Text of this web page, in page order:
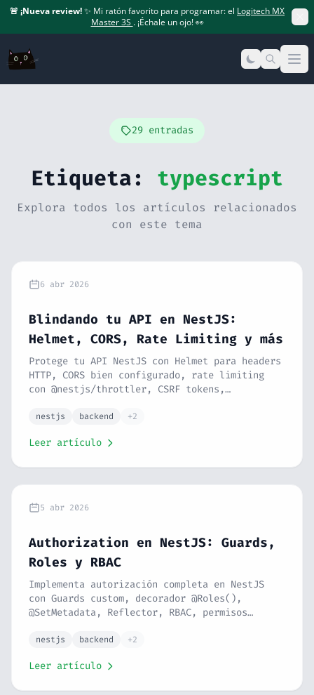
🚨 ¡Nueva review!✨ Mi ratón favorito para programar: el Logitech MX
Master 3S . ¡Échale un ojo! 👀
29 entradas
Etiqueta: typescript
Explora todos los artículos relacionados
con este tema
6 abr 2026
Blindando tu API en NestJS:
Helmet, CORS, Rate Limiting y más
Protege tu API NestJS con Helmet para headers
HTTP, CORS bien configurado, rate limiting
con @nestjs/throttler, CSRF tokens,
comunes. Seguridad perimetral real. Serie
nestjs backend +2
Leer artículo
5 abr 2026
Authorization en NestJS: Guards,
Roles y RBAC
Implementa autorización completa en NestJS
con Guards custom, decorador @Roles(),
@SetMetadata, Reflector, RBAC, permisos
tipado. Autorización real para tu API. Serie
nestjs backend +2
Leer artículo